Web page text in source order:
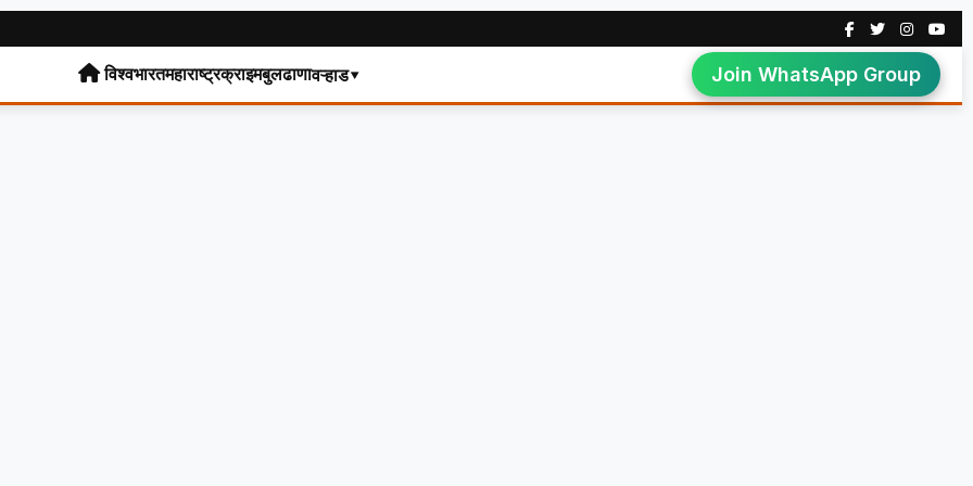
विश्वभारतमहाराष्ट्रक्राइमबुलढाणावऱ्हाड▾ Join WhatsApp Group